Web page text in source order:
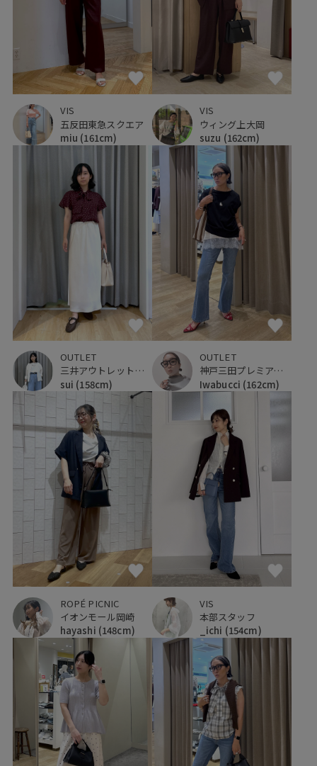
VIS
五反田東急スクエア
miu (161cm)
VIS
ウィング上大岡
suzu (162cm)
OUTLET
三井アウトレットパーク ジャズドリーム長島
sui (158cm)
OUTLET
神戸三田プレミアム・アウトレット
Iwabucci (162cm)
ROPÉ PICNIC
イオンモール岡崎
hayashi (148cm)
VIS
本部スタッフ
_ichi (154cm)